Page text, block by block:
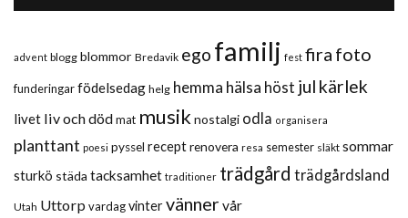
advent blogg blommor Bredavik ego familj fest fira foto
funderingarfödelsedag helg hemma hälsa höst jul kärlek
livet liv och dödmat musik nostalgi odla organisera
planttant poesi pyssel receptrenovera resa semester släkt sommar
sturkö städa tacksamhet traditioner trädgård trädgårdsland
Utah Uttorp vardagvintervänner vår